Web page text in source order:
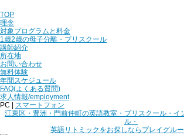
TOP
理念
対象プログラムと料金
1歳2歳の母子分離・プリスクール
講師紹介
所在地
お問い合わせ
無料体験
年間スケジュール
FAQ(よくある質問)
求人情報/employment
PC | スマートフォン
江東区・豊洲・門前仲町の英語教室・プリスクール・イ
ル・
英語リトミックをお探しならプレイグル